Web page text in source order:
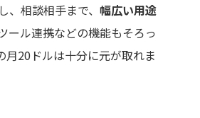
相談相手まで、 幅広い用途
ール連携などの機能もそろっ
20ドルは十分に元が取れま